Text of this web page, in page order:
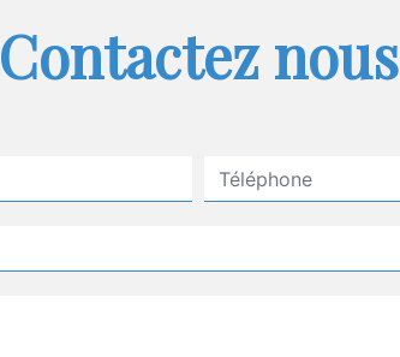
Contactez nous